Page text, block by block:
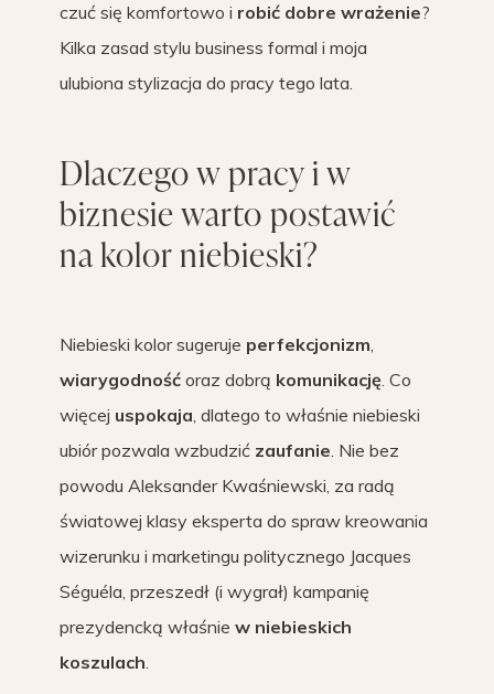
czuć się komfortowo i robić dobre wrażenie?
Kilka zasad stylu business formal i moja
ulubiona stylizacja do pracy tego lata.
Dlaczego w pracy i w
biznesie warto postawić
na kolor niebieski?
Niebieski kolor sugeruje perfekcjonizm,
wiarygodność oraz dobrą komunikację. Co
więcej uspokaja, dlatego to właśnie niebieski
ubiór pozwala wzbudzić zaufanie. Nie bez
powodu Aleksander Kwaśniewski, za radą
światowej klasy eksperta do spraw kreowania
wizerunku i marketingu politycznego Jacques
Séguéla, przeszedł (i wygrał) kampanię
prezydencką właśnie w niebieskich
koszulach.